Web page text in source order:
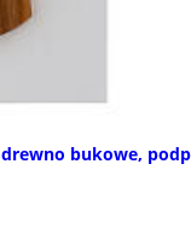
drewno bukowe,